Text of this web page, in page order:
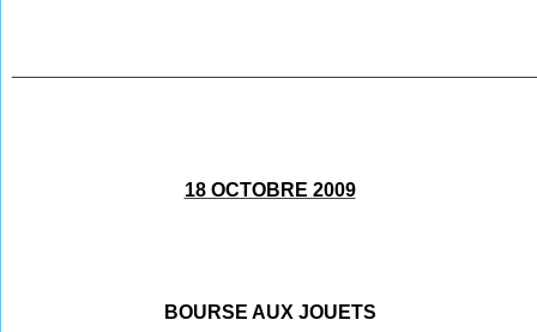
18 OCTOBRE 2009
BOURSE AUX JOUETS